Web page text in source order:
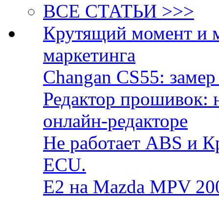
ВСЕ СТАТЬИ >>>
Крутящий момент и
маркетинга
Changan CS55:
Редактор прошивок:
онлайн-редакторе
Не работает ABS и
ECU.
E2 на Mazda MPV